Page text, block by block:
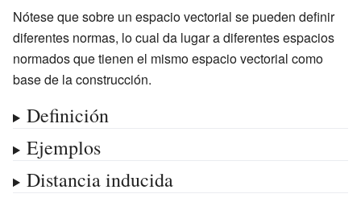
Nótese que sobre un espacio vectorial se pueden definir
diferentes normas, lo cual da lugar a diferentes espacios
normados que tienen el mismo espacio vectorial como
base de la construcción.
Definición
Ejemplos
Distancia inducida